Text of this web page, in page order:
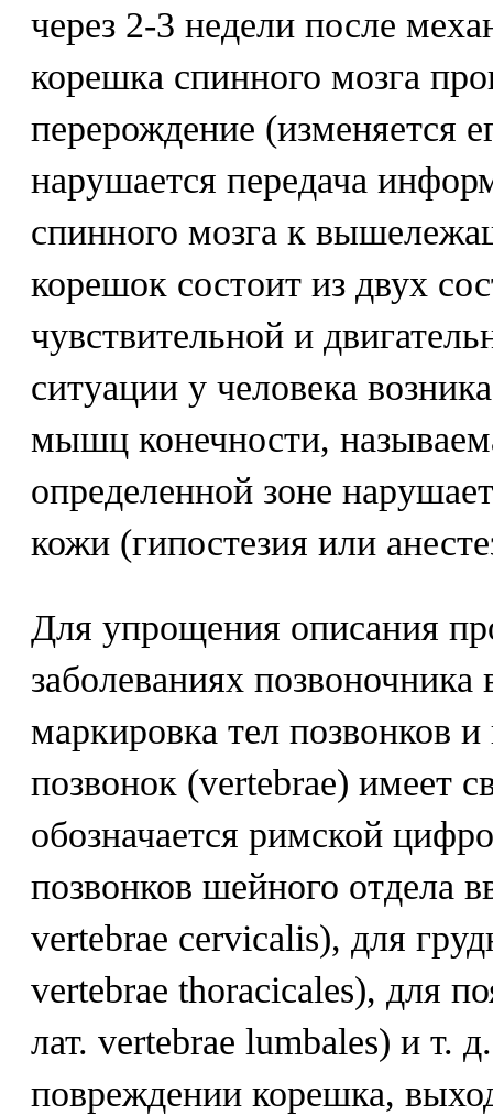
через 2-3 недели после
корешка спинного мозга
перерождение (изменяется
нарушается передача
спинного мозга к
корешок состоит из двух
чувствительной и
ситуации у человека
мышц конечности,
определенной зоне
кожи (гипостезия или
Для упрощения описания
заболеваниях позвоночника
маркировка тел позвонков
позвонок (vertebrae) имеет
обозначается римской
позвонков шейного отдела
vertebrae cervicalis), для
vertebrae thoracicales), для
лат. vertebrae lumbales) и т.
повреждении корешка,